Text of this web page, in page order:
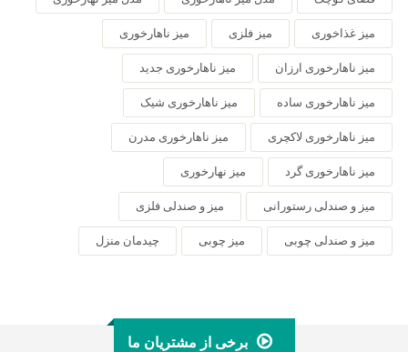
میز غذاخوری میز فلزی میز ناهارخوری
میز ناهارخوری ارزان میز ناهارخوری جدید
میز ناهارخوری ساده میز ناهارخوری شیک
میز ناهارخوری لاکچری میز ناهارخوری مدرن
میز ناهارخوری گرد میز نهارخوری
میز و صندلی رستورانی میز و صندلی فلزی
میز و صندلی چوبی میز چوبی چیدمان منزل
برخی از مشتریان ما